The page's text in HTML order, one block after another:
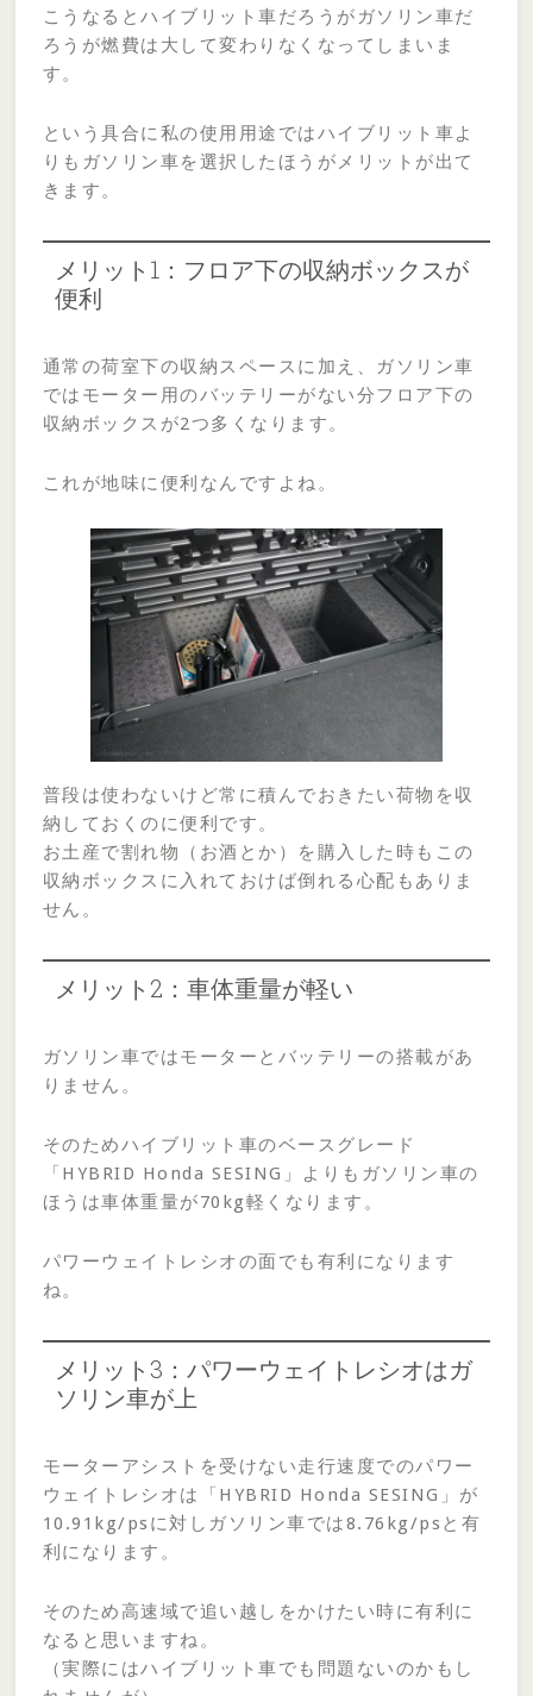
こうなるとハイブリット車だろうがガソリン車だ
ろうが燃費は大して変わりなくなってしまいま
す。
という具合に私の使用用途ではハイブリット車よ
りもガソリン車を選択したほうがメリットが出て
きます。
メリット1：フロア下の収納ボックスが
便利
通常の荷室下の収納スペースに加え、ガソリン車
ではモーター用のバッテリーがない分フロア下の
収納ボックスが2つ多くなります。
これが地味に便利なんですよね。
普段は使わないけど常に積んでおきたい荷物を収
納しておくのに便利です。
お土産で割れ物（お酒とか）を購入した時もこの
収納ボックスに入れておけば倒れる心配もありま
せん。
メリット2：車体重量が軽い
ガソリン車ではモーターとバッテリーの搭載があ
りません。
そのためハイブリット車のベースグレード
「HYBRID Honda SESING」よりもガソリン車の
ほうは車体重量が70kg軽くなります。
パワーウェイトレシオの面でも有利になります
ね。
メリット3：パワーウェイトレシオはガ
ソリン車が上
モーターアシストを受けない走行速度でのパワー
ウェイトレシオは「HYBRID Honda SESING」が
10.91kg/psに対しガソリン車では8.76kg/psと有
利になります。
そのため高速域で追い越しをかけたい時に有利に
なると思いますね。
（実際にはハイブリット車でも問題ないのかもし